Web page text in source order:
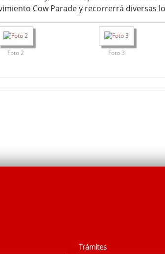
Cow Parade y recorrerrá diversas
Foto 2 Foto 3
Trámites